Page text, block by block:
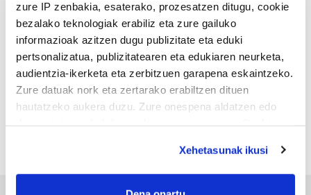
zure IP zenbakia, esaterako, prozesatzen ditugu, cookie
bezalako teknologiak erabiliz eta zure gailuko
informazioak azitzen dugu publizitate eta eduki
pertsonalizatua, publizitatearen eta edukiaren neurketa,
audientzia-ikerketa eta zerbitzuen garapena eskaintzeko.
Zure datuak nork eta zertarako erabiltzen dituen
hautatzeko aukera duzu. Zure onespena aldatzen edo
If you allow, we would also like to:
Collect information about your geographical
Xehetasunak ikusi
Ondarroako Kuadrilla
Eguneko marmitako
lehiaketarako
3
Arraunak zipriztinduko du
Ondarroako badia
abuztuaren 8an